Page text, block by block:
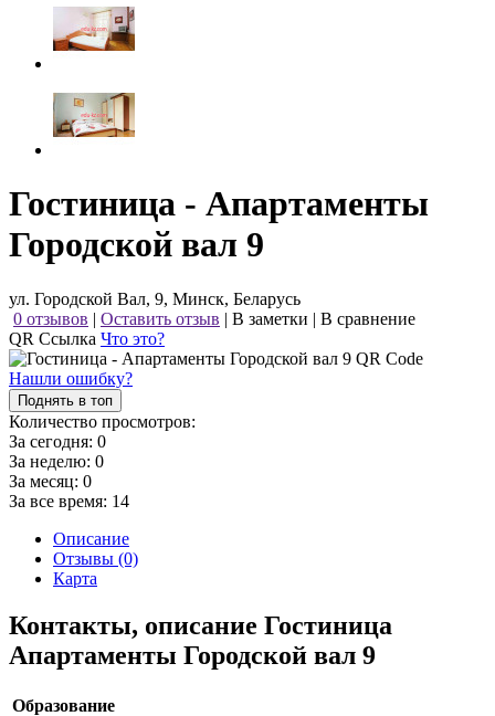
Гостиница - Апартаменты
Городской вал 9
ул. Городской Вал, 9, Минск, Беларусь
0 отзывов | Оставить отзыв | В заметки | В сравнение
QR Ссылка Что это?
Нашли ошибку?
Поднять в топ
Количество просмотров:
За сегодня: 0
За неделю: 0
За месяц: 0
За все время: 14
Описание
Отзывы (0)
Карта
Контакты, описание Гостиница
Апартаменты Городской вал 9
Образование